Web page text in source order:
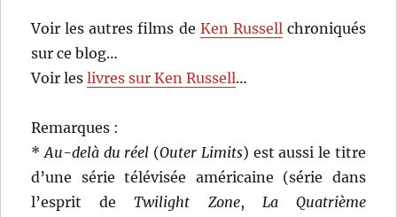
Voir les autres films de Ken Russellchroniqués
sur ce blog…
Voir leslivres sur Ken Russell…
Remarques :
*Au-delà du réel (Outer Limits) est aussi le titre
d’une série télévisée américaine (série dans
l’esprit deTwilight Zone, La Quatrième